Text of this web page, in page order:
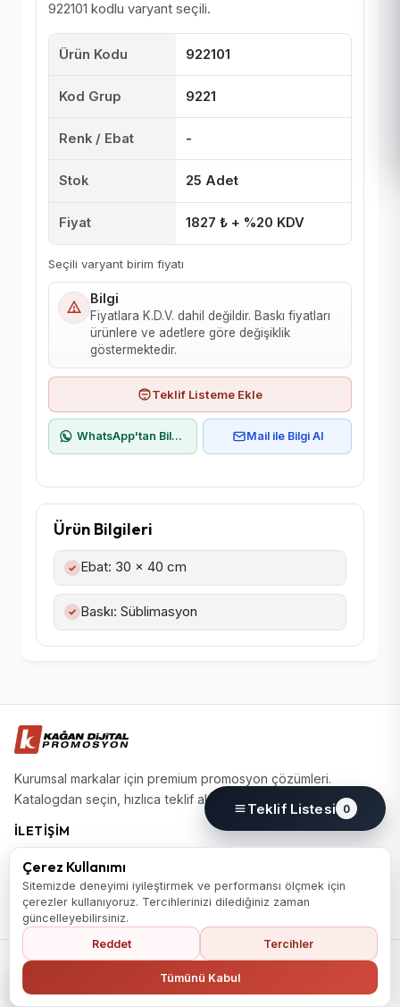
922101 kodlu varyant seçili.
Ürün Kodu 922101
Kod Grup 9221
Renk / Ebat -
Stok 25 Adet
Fiyat 1827 ₺ + %20 KDV
Seçili varyant birim fiyatı
Bilgi
Fiyatlara K.D.V. dahil değildir. Baskı fiyatları
ürünlere ve adetlere göre değişiklik
göstermektedir.
Teklif Listeme Ekle
WhatsApp'tan Bilgi Al Mail ile Bilgi Al
Ürün Bilgileri
✓ Ebat: 30 x 40 cm
✓ Baskı: Süblimasyon
Kurumsal markalar için premium promosyon çözümleri.
Katalogdan seçin, hızlıca teklif alın.
İLETIŞIM
(0224) 220 77 77
info@kagandijital.com
Nilüfer / Bursa
© 2026 KD Promosyon. Tüm hakları saklıdır.
İletişimKVKK Aydınlatma Metni
Gizlilik PolitikasıÇerez PolitikasıÇerez Tercihleri
Ana Sayfaya Dön
Teklif Listesi 0
Çerez Kullanımı
Sitemizde deneyimi iyileştirmek ve performansı ölçmek için
çerezler kullanıyoruz. Tercihlerinizi dilediğiniz zaman
güncelleyebilirsiniz.
Reddet
Tercihler
Tümünü Kabul